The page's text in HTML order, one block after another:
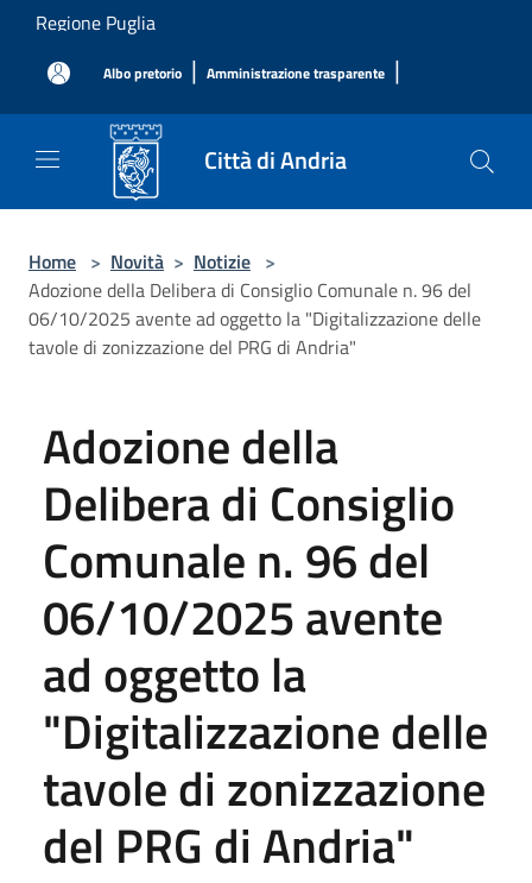
Salta al contenuto principale
Regione Puglia
Albo pretorio | Amministrazione trasparente |
Città di Andria
Home > Novità > Notizie >
Adozione della Delibera di Consiglio Comunale n. 96 del
06/10/2025 avente ad oggetto la "Digitalizzazione delle
tavole di zonizzazione del PRG di Andria"
Adozione della
Delibera di Consiglio
Comunale n. 96 del
06/10/2025 avente
ad oggetto la
"Digitalizzazione delle
tavole di zonizzazione
del PRG di Andria"